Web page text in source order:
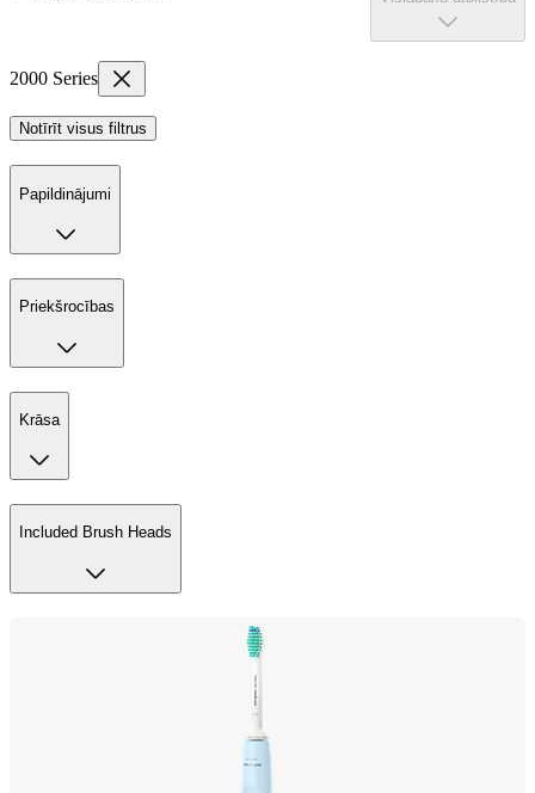
2000 Series
Notīrīt visus filtrus
Papildinājumi
Priekšrocības
Krāsa
Included Brush Heads